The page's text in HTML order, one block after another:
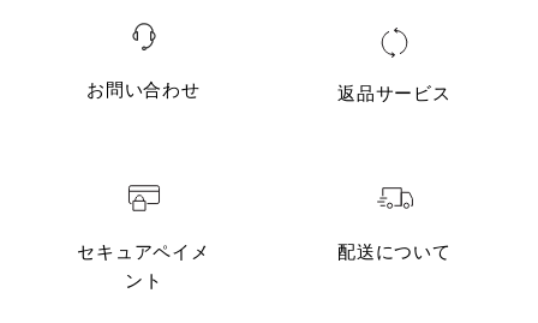
お問い合わせ 返品サービス
セキュアペイメ
ント
配送について